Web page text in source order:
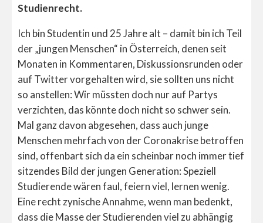
Studienrecht.
Ich bin Studentin und 25 Jahre alt – damit bin ich Teil
der „jungen Menschen“ in Österreich, denen seit
Monaten in Kommentaren, Diskussionsrunden oder
auf Twitter vorgehalten wird, sie sollten uns nicht
so anstellen: Wir müssten doch nur auf Partys
verzichten, das könnte doch nicht so schwer sein.
Mal ganz davon abgesehen, dass auch junge
Menschen mehrfach von der Coronakrise betroffen
sind, offenbart sich da ein scheinbar noch immer tief
sitzendes Bild der jungen Generation: Speziell
Studierende wären faul, feiern viel, lernen wenig.
Eine recht zynische Annahme, wenn man bedenkt,
dass die Masse der Studierenden viel zu abhängig